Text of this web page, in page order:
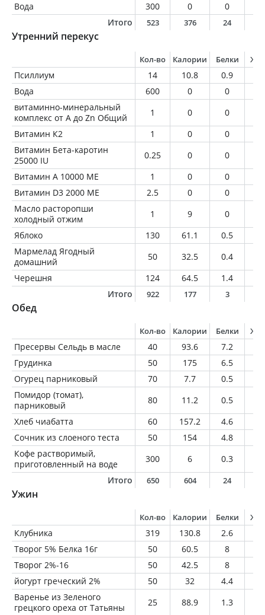
Вода
300 0 0
Итого
523 376 24
Утренний перекус
Кол-во Калории Белки
Псиллиум 14 10.8 0.9
Вода
600 0 0
витаминно-минеральный
комплекс от A до Zn Общий
1 0 0
Витамин К2
1 0 0
Витамин Бета-каротин
25000 IU
0.25 0 0
Витамин А 10000 МЕ
1 0 0
Витамин D3 2000 МЕ
2.5 0 0
Масло расторопши
холодный отжим
1 9 0
Яблоко
130 61.1 0.5
Мармелад Ягодный
домашний
50 32.5 0.4
Черешня
124 64.5 1.4
Итого
922 177 3
Обед
Кол-во Калории Белки
Пресервы Сельдь в масле 40 93.6 7.2
Грудинка
50 175 6.5
Огурец парниковый
70 7.7 0.5
Помидор (томат),
парниковый
80 11.2 0.5
Хлеб чиабатта
60 157.2 4.6
Сочник из слоеного теста
50 154 4.8
Кофе растворимый,
приготовленный на воде
300 6 0.3
Итого
650 604 24
Ужин
Кол-во Калории Белки
Клубника 319 130.8 2.6
Творог 5% Белка 16г
50 60.5 8
Творог 2%-16
50 42.5 8
йогурт греческий 2%
50 32 4.4
Варенье из Зеленого
грецкого ореха от Татьяны
25 88.9 1.3